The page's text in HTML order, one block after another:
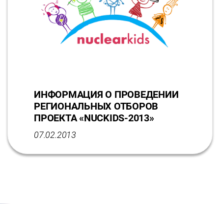
ИНФОРМАЦИЯ О ПРОВЕДЕНИИ
РЕГИОНАЛЬНЫХ ОТБОРОВ
ПРОЕКТА «NUCKIDS-2013»
07.02.2013